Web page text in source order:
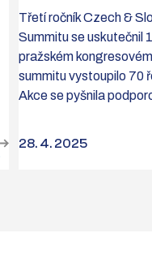
Třetí ročník Czech &
Summitu se uskutečnil
pražském
summitu vystoupilo 70
Akce se pyšnila
28. 4. 2025